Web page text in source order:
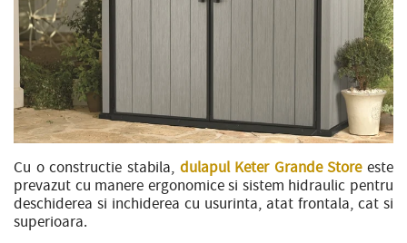
Cu o constructie stabila, dulapul Keter Grande Storeeste
prevazut cu manere ergonomice si sistem hidraulic pentru
deschiderea si inchiderea cu usurinta, atat frontala, cat si
superioara.